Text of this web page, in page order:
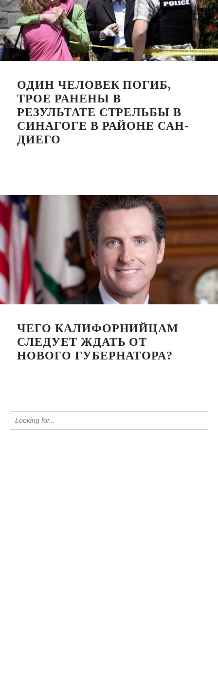
ОДИН ЧЕЛОВЕК ПОГИБ,
ТРОЕ РАНЕНЫ В
РЕЗУЛЬТАТЕ СТРЕЛЬБЫ В
СИНАГОГЕ В РАЙОНЕ САН-
ДИЕГО
ЧЕГО КАЛИФОРНИЙЦАМ
СЛЕДУЕТ ЖДАТЬ ОТ
НОВОГО ГУБЕРНАТОРА?